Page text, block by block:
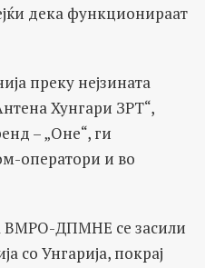
дека функционираат
преку нејзината
Хунгари ЗРТ“,
– „Оне“, ги
оператори и во
ВМРО-ДПМНЕ се засили
со Унгарија, покрај